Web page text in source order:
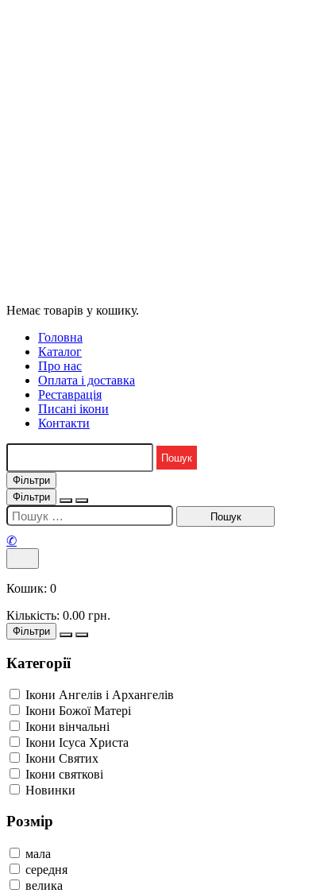
Немає товарів у кошику.
Головна
Каталог
Про нас
Оплата і доставка
Реставрація
Писані ікони
Контакти
Фільтри
Фільтри
✆
Кошик: 0
Кількість: 0.00 грн.
Фільтри
Категорії
Ікони Ангелів і Архангелів
Ікони Божої Матері
Ікони вінчальні
Ікони Ісуса Христа
Ікони Святих
Ікони святкові
Новинки
Розмір
мала
середня
велика